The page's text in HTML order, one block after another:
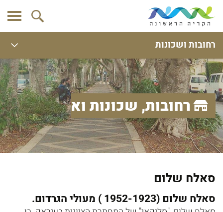
רחובות ושכונות
רחובות, שכונות ואתרים
סאלח שלום
סאלח שלום (1952-1923 ) מעולי הגרדום.